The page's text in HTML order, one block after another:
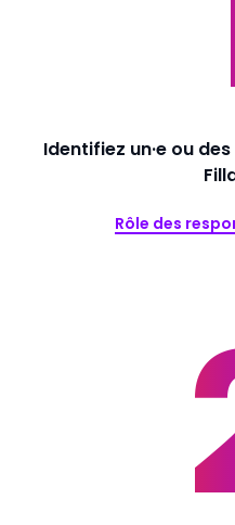
Identifiez un·e ou
Rôle des